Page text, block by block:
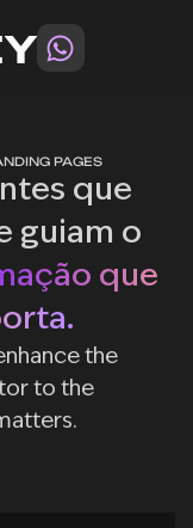
PAGES
que
guiam o
que
the
to the